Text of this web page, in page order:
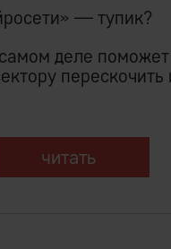
— тупик?
деле поможет
перескочить
читать